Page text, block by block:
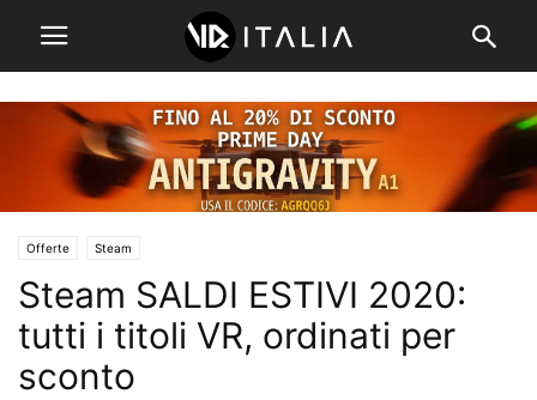
Offerte Steam
Steam SALDI ESTIVI 2020:
tutti i titoli VR, ordinati per
sconto